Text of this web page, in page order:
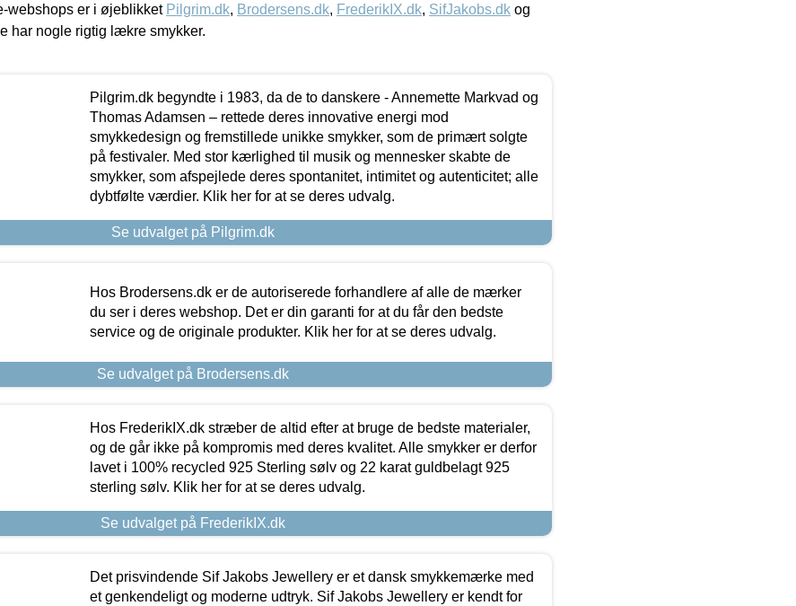
webshops er i øjeblikket Pilgrim.dk, Brodersens.dk, FrederikIX.dk, SifJakobs.dk og
har nogle rigtig lækre smykker.
Pilgrim.dk begyndte i 1983, da de to danskere - Annemette Markvad og
Thomas Adamsen – rettede deres innovative energi mod
smykkedesign og fremstillede unikke smykker, som de primært solgte
på festivaler. Med stor kærlighed til musik og mennesker skabte de
smykker, som afspejlede deres spontanitet, intimitet og autenticitet; alle
dybtfølte værdier. Klik her for at se deres udvalg.
Se udvalget på Pilgrim.dk
Hos Brodersens.dk er de autoriserede forhandlere af alle de mærker
du ser i deres webshop. Det er din garanti for at du får den bedste
service og de originale produkter. Klik her for at se deres udvalg.
Se udvalget på Brodersens.dk
Hos FrederikIX.dk stræber de altid efter at bruge de bedste materialer,
og de går ikke på kompromis med deres kvalitet. Alle smykker er derfor
lavet i 100% recycled 925 Sterling sølv og 22 karat guldbelagt 925
sterling sølv. Klik her for at se deres udvalg.
Se udvalget på FrederikIX.dk
Det prisvindende Sif Jakobs Jewellery er et dansk smykkemærke med
et genkendeligt og moderne udtryk. Sif Jakobs Jewellery er kendt for